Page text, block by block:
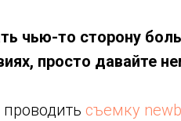
чью-то сторону
просто давайте
съемку